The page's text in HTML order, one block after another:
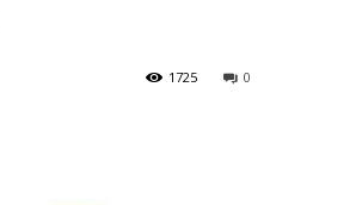
0
1725